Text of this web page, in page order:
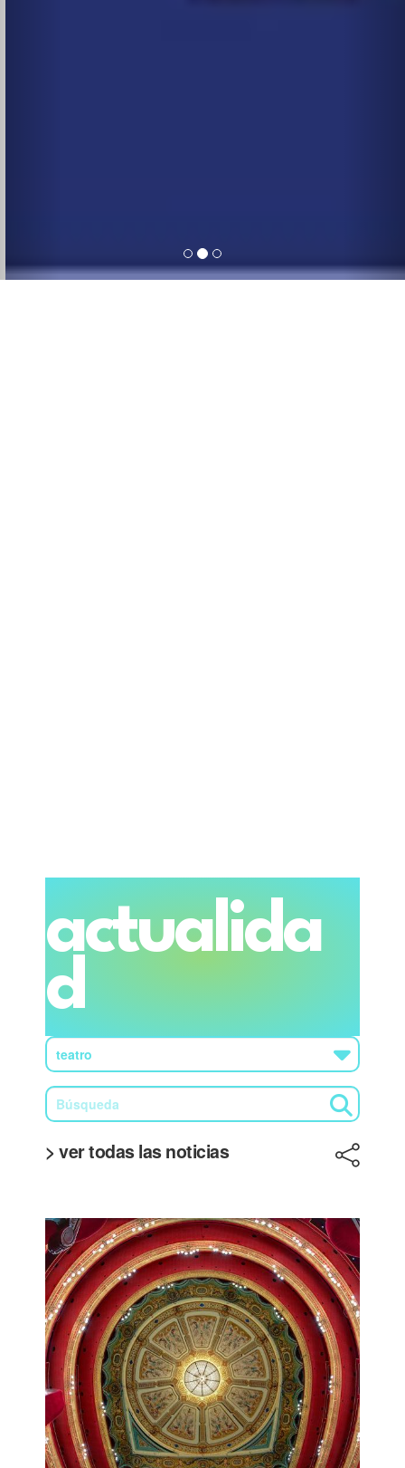
actualida
d
> ver todas las noticias